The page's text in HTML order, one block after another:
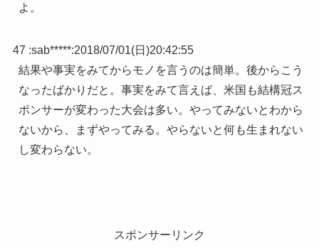
よ。
47 :sab*****:2018/07/01(日)20:42:55
結果や事実をみてからモノを言うのは簡単。後からこう
なったばかりだと。事実をみて言えば、米国も結構冠ス
ポンサーが変わった大会は多い。やってみないとわから
ないから、まずやってみる。やらないと何も生まれない
し変わらない。
スポンサーリンク